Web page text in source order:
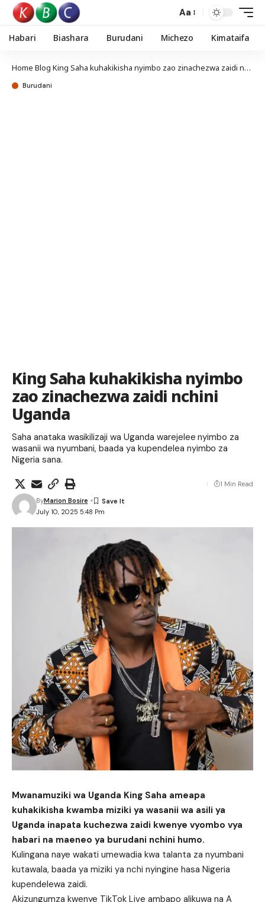
Aa
Habari Biashara Burudani Michezo Kimataifa
Home Blog King Saha kuhakikisha nyimbo zao zinachezwa zaidi nchini Uganda
Burudani
King Saha kuhakikisha nyimbo
zao zinachezwa zaidi nchini
Uganda
Saha anataka wasikilizaji wa Uganda warejelee nyimbo za
wasanii wa nyumbani, baada ya kupendelea nyimbo za
Nigeria sana.
July 10, 2025 5:48 Pm
ByMarion Bosire
1 Min Read
Mwanamuziki wa Uganda King Saha ameapa
kuhakikisha kwamba miziki ya wasanii wa asili ya
Uganda inapata kuchezwa zaidi kwenye vyombo vya
habari na maeneo ya burudani nchini humo.
Kulingana naye wakati umewadia kwa talanta za nyumbani
kutawala, baada ya miziki ya nchi nyingine hasa Nigeria
kupendelewa zaidi.
Akizungumza kwenye TikTok Live ambapo alikuwa na A